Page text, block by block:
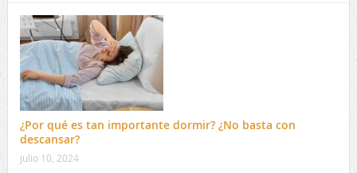
¿Por qué es tan importante dormir? ¿No basta con
descansar?
julio 10, 2024